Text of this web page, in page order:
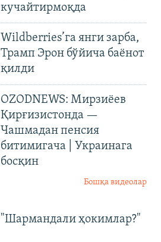
кучайтирмоқда
Wildberries’га янги зарба,
Трамп Эрон бўйича баёнот
қилди
OZODNEWS: Мирзиёев
Қирғизистонда —
Чашмадан пенсия
битимигача | Украинага
босқин
Бошқа видеолар
"Шармандали ҳокимлар?"